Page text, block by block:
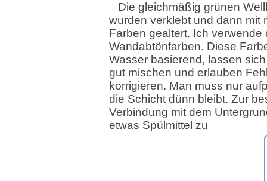
Die gleichmäßig grünen
wurden verklebt und dann mit
Farben gealtert. Ich verwende
Wandabtönfarben. Diese
Wasser basierend, lassen
gut mischen und erlauben
korrigieren. Man muss nur
die Schicht dünn bleibt. Zur
Verbindung mit dem
etwas Spülmittel zu